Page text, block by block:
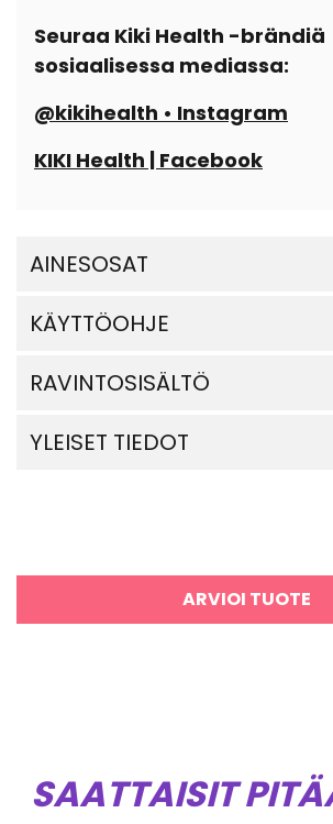
Seuraa Kiki Health -brändiä
sosiaalisessa mediassa:
@kikihealth • Instagram
KIKI Health | Facebook
AINESOSAT
KÄYTTÖOHJE
RAVINTOSISÄLTÖ
YLEISET TIEDOT
ARVIOI TUOTE
SAATTAISIT